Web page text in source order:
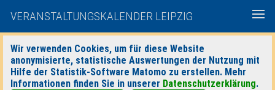
VERANSTALTUNGSKALENDER LEIPZIG
Wir verwenden Cookies, um für diese Website
anonymisierte, statistische Auswertungen der Nutzung mit
Hilfe der Statistik-Software Matomo zu erstellen. Mehr
Informationen finden Sie in unserer Datenschutzerklärung.